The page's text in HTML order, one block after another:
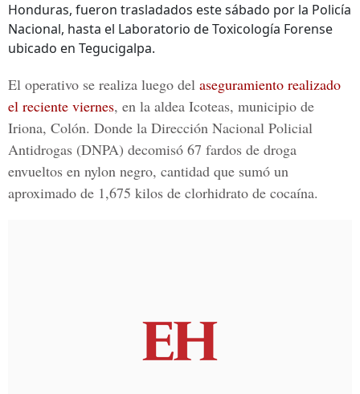
Honduras, fueron trasladados este sábado por la Policía
Nacional, hasta el Laboratorio de Toxicología Forense
ubicado en Tegucigalpa.
El operativo se realiza luego del aseguramiento realizado
el reciente viernes, en la aldea Icoteas, municipio de
Iriona, Colón. Donde la Dirección Nacional Policial
Antidrogas (DNPA) decomisó 67 fardos de droga
envueltos en nylon negro, cantidad que sumó un
aproximado de 1,675 kilos de clorhidrato de cocaína.